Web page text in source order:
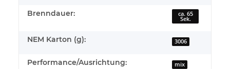
Brenndauer: ca. 65
Sek.
NEM Karton (g): 3006
Performance/Ausrichtung: mix